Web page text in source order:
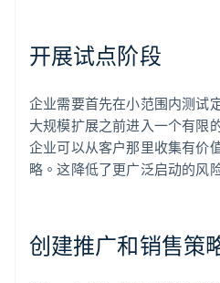
开展试点阶段
企业需要首先在小范围内测试
大规模扩展之前进入一个有限
企业可以从客户那里收集有价
略。这降低了更广泛启动的风
创建推广和销售策